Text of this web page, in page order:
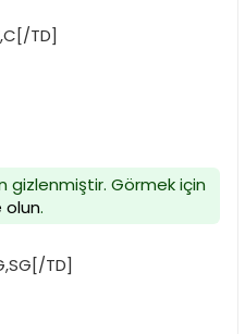
TD]
gizlenmiştir. Görmek için
olun.
TD]